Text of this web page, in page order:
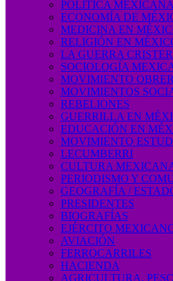
POLÍTICA MEXICANA
ECONOMÍA DE
MEDICINA EN
RELIGIÓN EN
LA GUERRA
SOCIOLOGÍA
MOVIMIENTO
MOVIMIENTOS
REBELIONES
GUERRILLA EN
EDUCACIÓN EN
MOVIMIENTO
LECUMBERRI
CULTURA
PERIODISMO Y
GEOGRAFÍA /
PRESIDENTES
BIOGRAFÍAS
EJÉRCITO
AVIACIÓN
FERROCARRILES
HACIENDA
AGRICULTURA,